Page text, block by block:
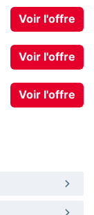
Voir l'offre
Voir l'offre
Voir l'offre